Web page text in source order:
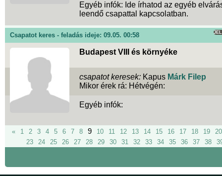
Egyéb infók: Ide írhatod az egyéb
leendő csapattal kapcsolatban.
Csapatot keres - feladás ideje: 09.05. 00:58
Budapest VIII és környéke
csapatot keresek: Kapus Márk Filep
Mikor érek rá: Hétvégén:
Egyéb infók:
« 1 2 3 4 5 6 7 8 9 10 11 12 13 14 15 16 17 18 19
20
23
24 25 26 27 28 29 30 31 32 33 34 35 36 37 38